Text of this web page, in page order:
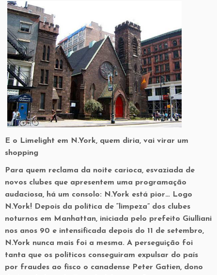
E o Limelight em N.York, quem diria, vai virar um
shopping
Para quem reclama da noite carioca, esvaziada de
novos clubes que apresentem uma programação
audaciosa, há um consolo: N.York está pior… Logo
N.York! Depois da política de “limpeza” dos clubes
noturnos em Manhattan, iniciada pelo prefeito Giulliani
nos anos 90 e intensificada depois do 11 de setembro,
N.York nunca mais foi a mesma. A perseguição foi
tanta que os políticos conseguiram expulsar do país
por fraudes ao fisco o canadense Peter Gatien, dono